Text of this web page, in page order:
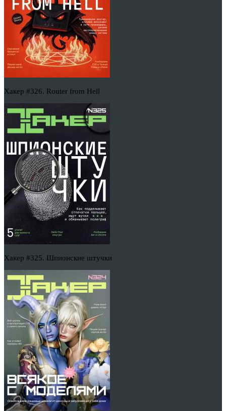
Хакер #326. Router from Hell
Хакер #325. Шпионские штучки